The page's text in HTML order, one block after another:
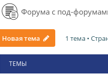
Форума с под-
Новая тема 1 тема •
ТЕМЫ